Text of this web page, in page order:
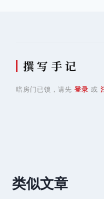
撰 写 手 记
暗房门已锁，请先 登录 或
类似文章